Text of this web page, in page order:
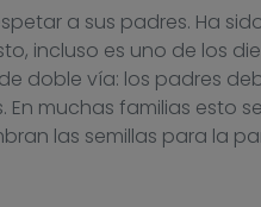
a sus padres. Ha
incluso es uno de los
doble vía: los padres
En muchas familias esto
las semillas para la